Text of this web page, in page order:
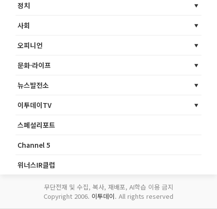
정치
사회
오피니언
문화·라이프
뉴스발전소
이투데이TV
스페셜리포트
Channel 5
위너스IR클럽
무단전재 및 수집, 복사, 재배포, AI학습 이용 금지
Copyright 2006. 이투데이. All rights reserved